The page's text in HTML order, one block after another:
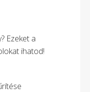
Ezeket a
ihatod!